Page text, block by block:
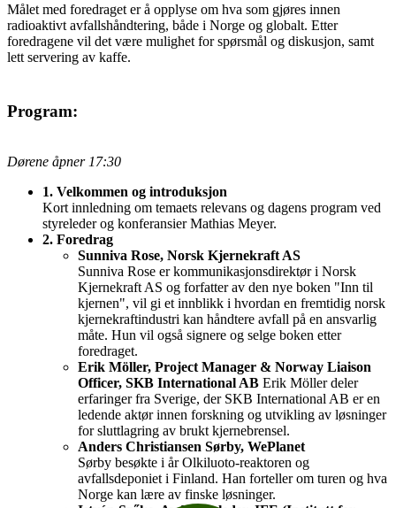
Målet med foredraget er å opplyse om hva som gjøres innen
radioaktivt avfallshåndtering, både i Norge og globalt. Etter
foredragene vil det være mulighet for spørsmål og diskusjon, samt
lett servering av kaffe.
Program:
Dørene åpner 17:30
1. Velkommen og introduksjon
Kort innledning om temaets relevans og dagens program ved
styreleder og konferansier Mathias Meyer.
2. Foredrag
Sunniva Rose, Norsk Kjernekraft AS
Sunniva Rose er kommunikasjonsdirektør i Norsk
Kjernekraft AS og forfatter av den nye boken "Inn til
kjernen", vil gi et innblikk i hvordan en fremtidig norsk
kjernekraftindustri kan håndtere avfall på en ansvarlig
måte. Hun vil også signere og selge boken etter
foredraget.
Erik Möller, Project Manager & Norway Liaison
Officer, SKB International AB Erik Möller deler
erfaringer fra Sverige, der SKB International AB er en
ledende aktør innen forskning og utvikling av løsninger
for sluttlagring av brukt kjernebrensel.
Anders Christiansen Sørby, WePlanet
Sørby besøkte i år Olkiluoto-reaktoren og
avfallsdeponiet i Finland. Han forteller om turen og hva
Norge kan lære av finske løsninger.